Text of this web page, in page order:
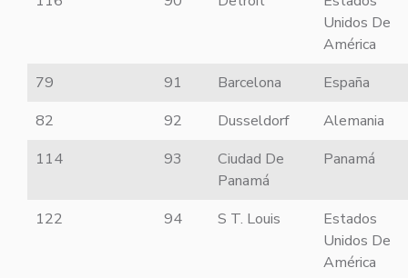
Unidos De
América
79
91 Barcelona
España
82
92 Dusseldorf
Alemania
114
93
Ciudad De
Panamá
Panamá
122 94 S T. Louis
Estados
Unidos De
América